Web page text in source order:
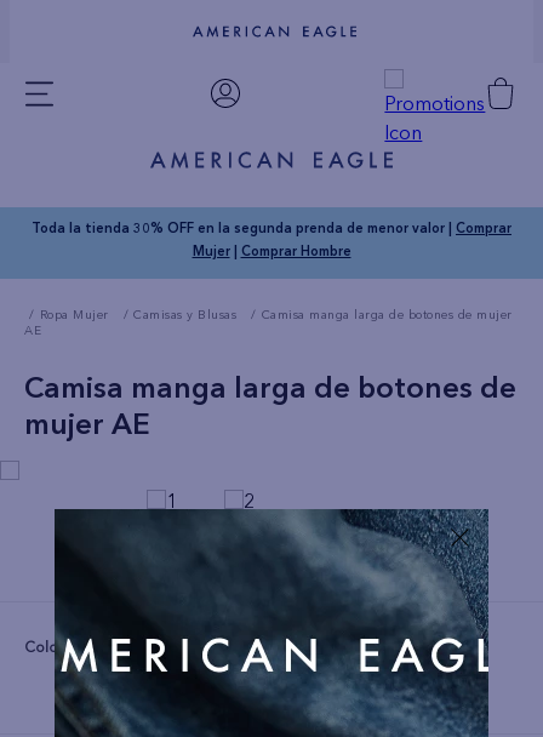
Toda la tienda 30% OFF en la segunda prenda de menor valor | Comprar
Mujer| Comprar Hombre
Ropa Mujer Camisas y Blusas
Camisa manga larga de botones de mujer
AE
Camisa manga larga de botones de
mujer AE
Color: